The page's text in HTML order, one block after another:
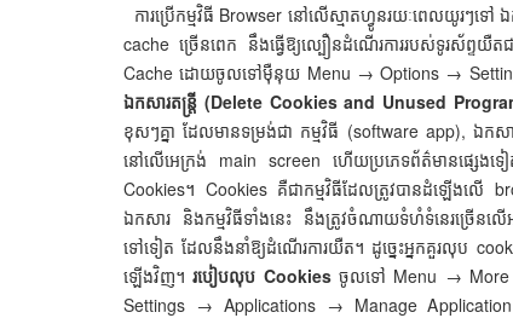
ការប្រើកម្មវិធី Browser នៅលើស្មាតហ្វូនរយៈពេលយូរៗទ
cache ច្រើនពេក នឹងធ្វើឱ្យល្បឿនដំណើរការរបស់ទូរស័ព្ទយឺ
Cache ដោយចូលទៅម៉ឺនុយ Menu → Options →
ឯកសារតន្ត្រី (Delete Cookies and Unused
ខុសៗគ្នា ដែលមានទម្រង់ជា កម្មវិធី (software app), ឯកស
នៅលើអេក្រង់ main screen ហើយប្រភេទព័ត៌មានផ្សេងទៀតអ
Cookies។ Cookies គឺជាកម្មវិធីដែលត្រូវបានដំឡើងលើ
ឯកសារ និងកម្មវិធីទាំងនេះ នឹងត្រូវចំណាយទំហំទំនេរច្រើនល
ទៅទៀត ដែលនឹងនាំឱ្យដំណើរការយឺត។ ដូច្នេះអ្នកគួរលុប
ឡើងវិញ។របៀបលុប Cookiesចូលទៅ Menu → More
Settings → Applications → Manage